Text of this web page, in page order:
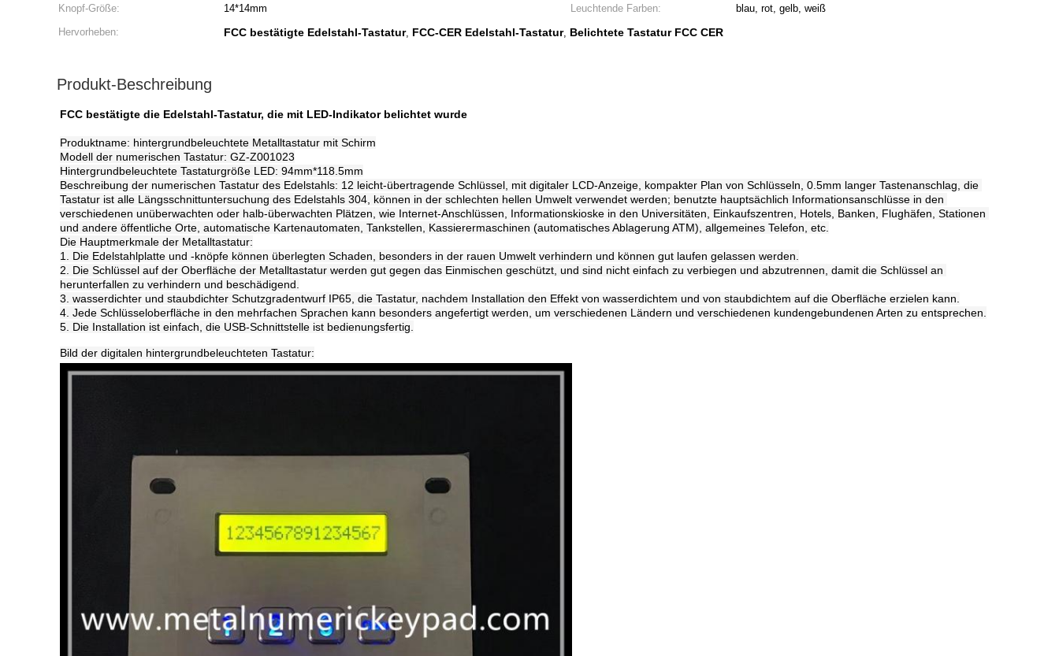
Knopf-Größe:
14*14mm Leuchtende Farben:
blau, rot, gelb, weiß
Hervorheben:
FCC bestätigte Edelstahl-Tastatur, FCC-CER Edelstahl-Tastatur, Belichtete Tastatur FCC CER
Produkt-Beschreibung
FCC bestätigte die Edelstahl-Tastatur, die mit LED-Indikator belichtet wurde
Produktname: hintergrundbeleuchtete Metalltastatur mit Schirm
Modell der numerischen Tastatur: GZ-Z001023
Hintergrundbeleuchtete Tastaturgröße LED: 94mm*118.5mm
Beschreibung der numerischen Tastatur des Edelstahls: 12 leicht-übertragende Schlüssel, mit digitaler LCD-Anzeige, kompakter Plan von Schlüsseln, 0.5mm langer Tastenanschlag, die
Tastatur ist alle Längsschnittuntersuchung des Edelstahls 304, können in der schlechten hellen Umwelt verwendet werden; benutzte hauptsächlich Informationsanschlüsse in den
verschiedenen unüberwachten oder halb-überwachten Plätzen, wie Internet-Anschlüssen, Informationskioske in den Universitäten, Einkaufszentren, Hotels, Banken, Flughäfen, Stationen
und andere öffentliche Orte, automatische Kartenautomaten, Tankstellen, Kassierermaschinen (automatisches Ablagerung ATM), allgemeines Telefon, etc.
Die Hauptmerkmale der Metalltastatur:
1. Die Edelstahlplatte und -knöpfe können überlegten Schaden, besonders in der rauen Umwelt verhindern und können gut laufen gelassen werden.
2. Die Schlüssel auf der Oberfläche der Metalltastatur werden gut gegen das Einmischen geschützt, und sind nicht einfach zu verbiegen und abzutrennen, damit die Schlüssel an
herunterfallen zu verhindern und beschädigend.
3. wasserdichter und staubdichter Schutzgradentwurf IP65, die Tastatur, nachdem Installation den Effekt von wasserdichtem und von staubdichtem auf die Oberfläche erzielen kann.
4. Jede Schlüsseloberfläche in den mehrfachen Sprachen kann besonders angefertigt werden, um verschiedenen Ländern und verschiedenen kundengebundenen Arten zu entsprechen.
5. Die Installation ist einfach, die USB-Schnittstelle ist bedienungsfertig.
Bild der digitalen hintergrundbeleuchteten Tastatur: